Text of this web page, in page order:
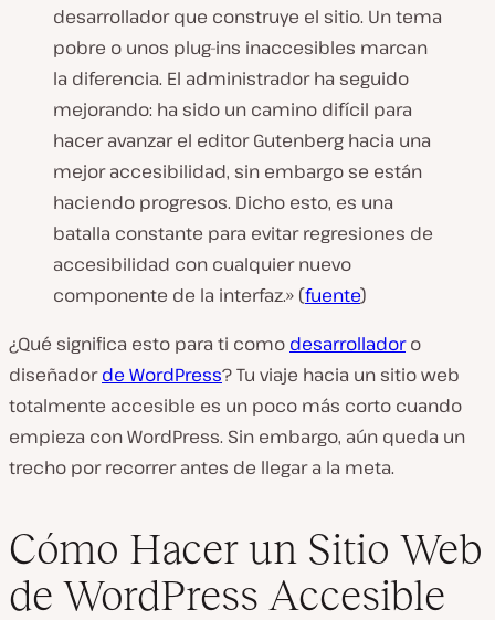
desarrollador que construye el sitio. Un tema
pobre o unos plug-ins inaccesibles marcan
la diferencia. El administrador ha seguido
mejorando: ha sido un camino difícil para
hacer avanzar el editor Gutenberg hacia una
mejor accesibilidad, sin embargo se están
haciendo progresos. Dicho esto, es una
batalla constante para evitar regresiones de
accesibilidad con cualquier nuevo
componente de la interfaz.» (fuente)
¿Qué significa esto para ti como desarrolladoro
diseñadorde WordPress? Tu viaje hacia un sitio web
totalmente accesible es un poco más corto cuando
empieza con WordPress. Sin embargo, aún queda un
trecho por recorrer antes de llegar a la meta.
Cómo Hacer un Sitio Web
de WordPress Accesible